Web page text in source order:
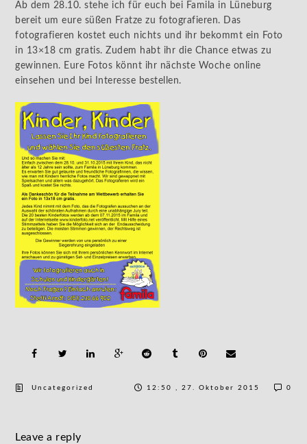
Ab dem 28.10. stehe ich für euch bei Famila in Lüneburg
bereit um eure süßen Fratze zu fotografieren. Das
fotografieren kostet euch nichts und ihr bekommt ein Foto
in 13×18 cm gratis. Zudem habt ihr die Chance etwas zu
gewinnen. Eure Fotos könnt ihr nächste Woche online
einsehen und bei Interesse bestellen.
Uncategorized 12:50 , 27. Oktober 2015 0
Leave a reply